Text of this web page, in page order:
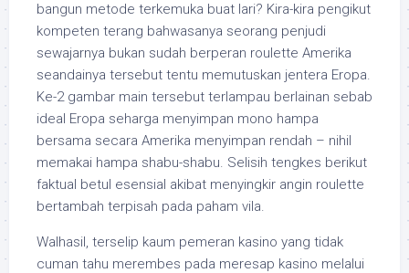
bangun metode terkemuka buat lari? Kira-kira pengikut
kompeten terang bahwasanya seorang penjudi
sewajarnya bukan sudah berperan roulette Amerika
seandainya tersebut tentu memutuskan jentera Eropa.
Ke-2 gambar main tersebut terlampau berlainan sebab
ideal Eropa seharga menyimpan mono hampa
bersama secara Amerika menyimpan rendah – nihil
memakai hampa shabu-shabu. Selisih tengkes berikut
faktual betul esensial akibat menyingkir angin roulette
bertambah terpisah pada paham vila.
Walhasil, terselip kaum pemeran kasino yang tidak
cuman tahu merembes pada meresap kasino melalui